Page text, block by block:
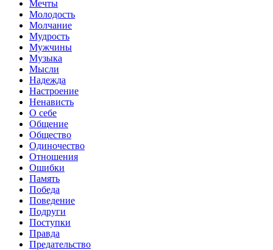
Мечты
Молодость
Молчание
Мудрость
Мужчины
Музыка
Мысли
Надежда
Настроение
Ненависть
О себе
Общение
Общество
Одиночество
Отношения
Ошибки
Память
Победа
Поведение
Подруги
Поступки
Правда
Предательство